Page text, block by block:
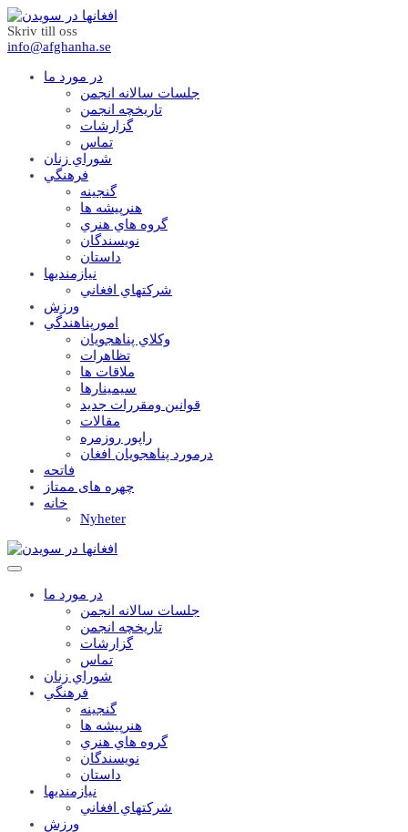
Skriv till oss
info@afghanha.se
در مورد ما
جلسات سالانه انجمن
تاریخچه انجمن
گزارشات
تماس
شوراي زنان
فرهنگي
گنجينه
هنرپيشه ها
گروه هاي هنري
نويسندگان
داستان
نيازمنديها
شرکتهاي افغاني
ورزش
امورپناهندگي
وکلاي پناهجويان
تظاهرات
ملاقات ها
سيمينارها
قوانين ومقررات جديد
مقالات
راپور روزمره
درمورد پناهجويان افغان
فاتحه
چهره های ممتاز
خانه
Nyheter
در مورد ما
جلسات سالانه انجمن
تاریخچه انجمن
گزارشات
تماس
شوراي زنان
فرهنگي
گنجينه
هنرپيشه ها
گروه هاي هنري
نويسندگان
داستان
نيازمنديها
شرکتهاي افغاني
ورزش